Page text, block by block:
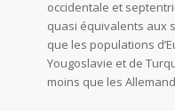
occidentale et
quasi équivalents aux
que les populations
Yougoslavie et de
moins que les